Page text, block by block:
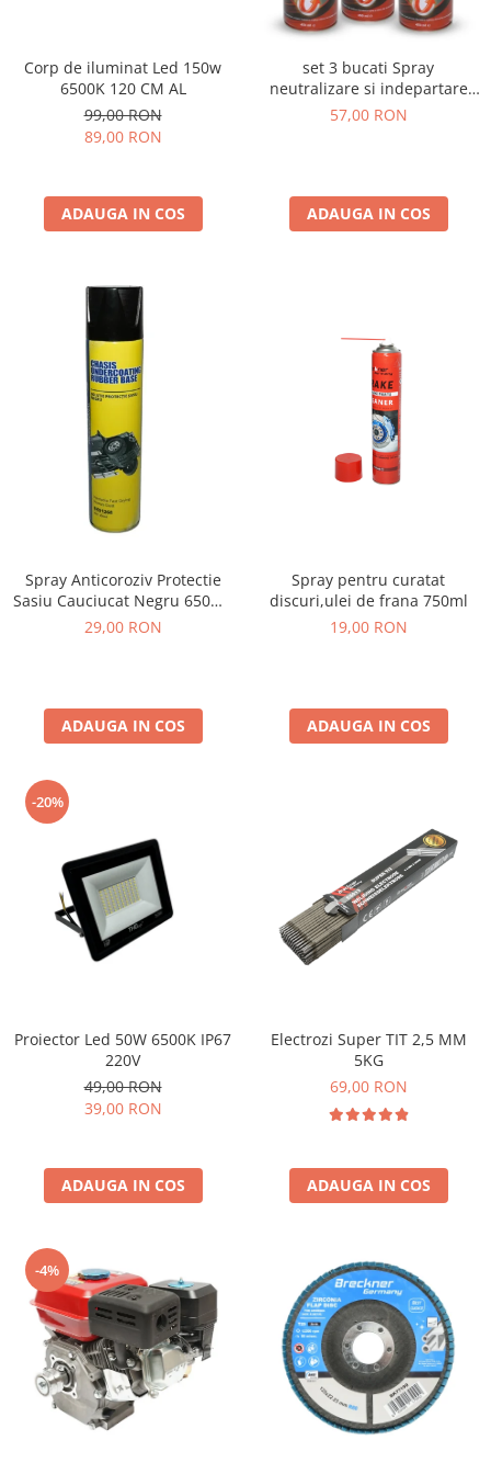
Scule & Echipamente Auto
Redresoare Auto
Dulap-Scule-Truse
Cricuri Hidraulice Auto
Masini de Gaurit & Rotopercutoare
Polizoare&Flexuri
Rotopercutoare
Drujba & Motocoasa & Fierastrau &
Accesorii & Consumabile
Atomizoare & Motopompe
Electrocasnice
Gard Electric
Casa Gradina Bricolaj
Jucarii Exterior
Aparat de Spalat
Corturi Pavilioane
Aparate De Sudura si Accesorii
Aparate de Sudura
Masca Sudura
Corp de iluminat Led 150w
6500K 120 CM AL
99,00 RON
89,00 RON
ADAUGA IN COS
set 3 bucati Spray
neutralizare si indepartare
rugina 450ml
57,00 RON
ADAUGA IN COS
Spray Anticoroziv Protectie
Sasiu Cauciucat Negru 650ml,
Insonorizant Auto
29,00 RON
ADAUGA IN COS
Spray pentru curatat
discuri,ulei de frana 750ml
19,00 RON
ADAUGA IN COS
-20%
Proiector Led 50W 6500K IP67
220V
49,00 RON
39,00 RON
ADAUGA IN COS
Electrozi Super TIT 2,5 MM
5KG
69,00 RON
ADAUGA IN COS
-4%